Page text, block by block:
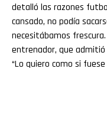
detalló las razones
cansado, no podía
necesitábamos
entrenador, que admitió
“Lo quiero como si